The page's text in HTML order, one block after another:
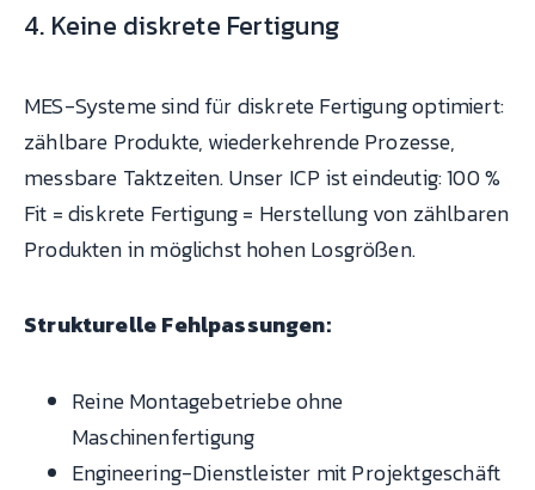
4. Keine diskrete Fertigung
MES-Systeme sind für diskrete Fertigung optimiert:
zählbare Produkte, wiederkehrende Prozesse,
messbare Taktzeiten. Unser ICP ist eindeutig: 100 %
Fit = diskrete Fertigung = Herstellung von zählbaren
Produkten in möglichst hohen Losgrößen.
Strukturelle Fehlpassungen:
Reine Montagebetriebe ohne
Maschinenfertigung
Engineering-Dienstleister mit Projektgeschäft